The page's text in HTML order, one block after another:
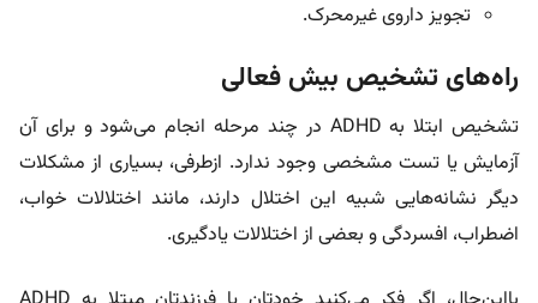
تجویز داروی غیرمحرک.
راه‌های تشخیص بیش فعالی
تشخیص ابتلا به ADHD در چند مرحله انجام می‌شود و برای آن
آزمایش یا تست مشخصی وجود ندارد. ازطرفی، بسیاری از مشکلات
دیگر نشانه‌هایی شبیه این اختلال دارند، مانند اختلالات خواب،
اضطراب، افسردگی و بعضی از اختلالات یادگیری.